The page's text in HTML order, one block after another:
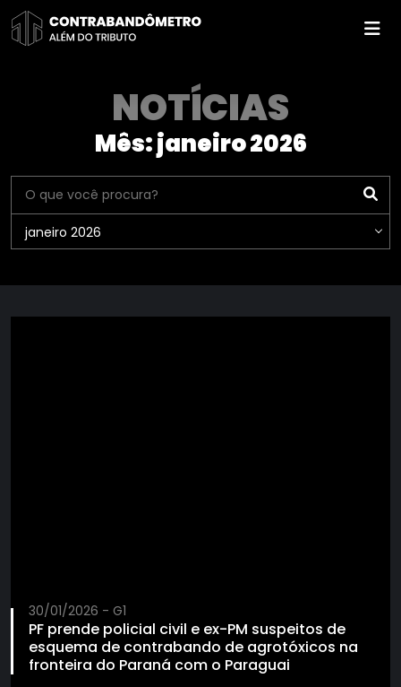
Pular
para
NOTÍCIAS
Mês:janeiro 2026
janeiro 2026
30/01/2026 - G1
PF prende policial civil e ex-PM suspeitos de
esquema de contrabando de agrotóxicos na
fronteira do Paraná com o Paraguai